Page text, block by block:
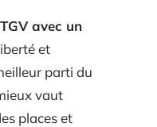
avec un
et
parti du
vaut
places et